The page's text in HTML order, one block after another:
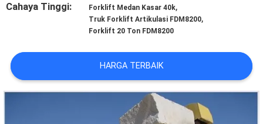
Cahaya Tinggi: Forklift Medan Kasar 40k,
Truk Forklift Artikulasi FDM8200,
Forklift 20 Ton FDM8200
HARGA TERBAIK